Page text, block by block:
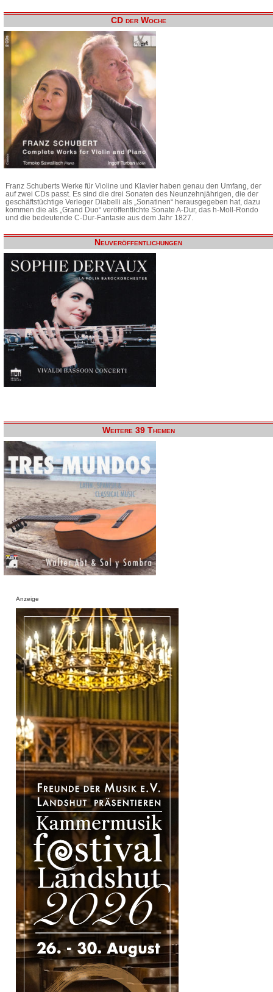
CD der Woche
Franz Schuberts Werke für Violine und Klavier haben genau den Umfang, der
auf zwei CDs passt. Es sind die drei Sonaten des Neunzehnjährigen, die der
geschäftstüchtige Verleger Diabelli als „Sonatinen“ herausgegeben hat, dazu
kommen die als „Grand Duo“ veröffentlichte Sonate A-Dur, das h-Moll-Rondo
und die bedeutende C-Dur-Fantasie aus dem Jahr 1827.
Neuveröffentlichungen
Weitere 39 Themen
Anzeige